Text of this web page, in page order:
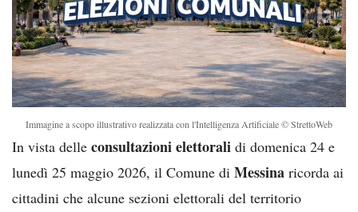
Immagine a scopo illustrativo realizzata con l'Intelligenza Artificiale © StrettoWeb
In vista delle consultazioni elettorali di domenica 24 e
lunedì 25 maggio 2026, il Comune di Messina ricorda ai
cittadini che alcune sezioni elettorali del territorio